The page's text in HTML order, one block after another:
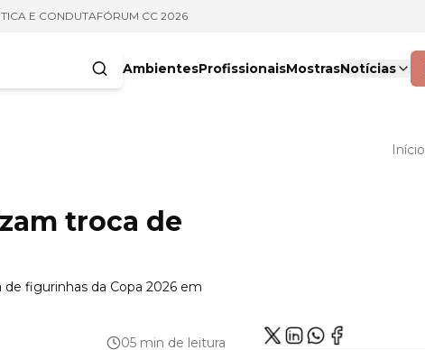
E CONDUTAFÓRUM CC 2026
AmbientesProfissionaisMostrasNotícias
Início
troca de
figurinhas da Copa 2026 em
05 min de leitura